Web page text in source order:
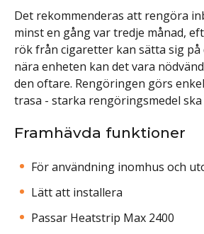
Det rekommenderas att rengöra
minst en gång var tredje månad,
rök från cigaretter kan sätta sig på
nära enheten kan det vara
den oftare. Rengöringen görs
trasa - starka rengöringsmedel ska
Framhävda funktioner
För användning inomhus och
Lätt att installera
Passar Heatstrip Max 2400